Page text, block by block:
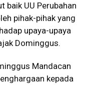
baik UU Perubahan
pihak-pihak yang
upaya-upaya
Dominggus.
Mandacan
kepada